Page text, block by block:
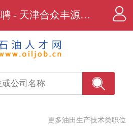
地质工程师招聘 - 天津合众丰源石油技术股份有限公司 - 石油人才网
更多油田生产技术类职位